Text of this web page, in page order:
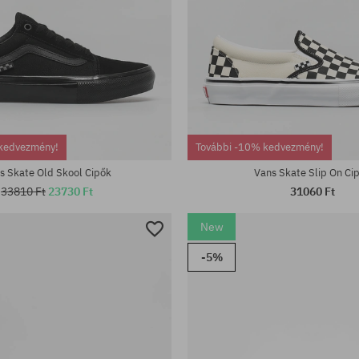
37; 38; 38.5; 39; 40; 40.5; 41; 42;
44.5; 45; 46
Skate Old Skool Cipők
33810 Ft 23730 Ft
További -10% kedvezmény!
Vans Skate Slip On
31060 Ft
New
-5%